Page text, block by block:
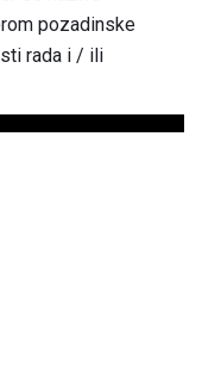
pozadinske
rada i / ili